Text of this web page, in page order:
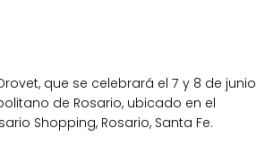
que se celebrará el 7 y 8 de junio
de Rosario, ubicado en el
Shopping, Rosario, Santa Fe.